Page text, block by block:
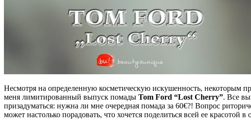
Несмотря на определенную косметическую искушенность, некоторым
меня лимитированный выпуск помады Tom Ford “Lost Cherry”. Все
призадуматься: нужна ли мне очередная помада за 60€?! Вопрос
может настолько порадовать, что хочется поделиться всей ее красотой в